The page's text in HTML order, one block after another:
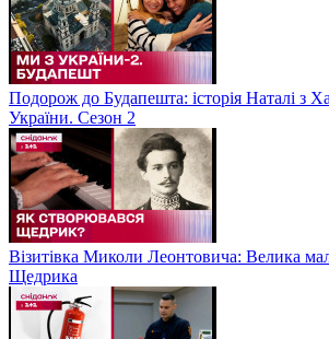
Подорож до Будапешта: історія Наталі з
України. Сезон 2
Візитівка Миколи Леонтовича: Велика
Щедрика